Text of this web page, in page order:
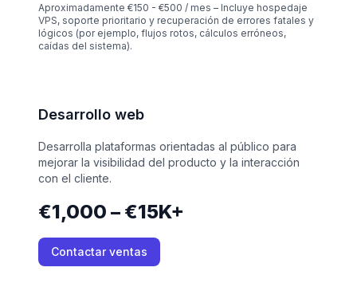
Aproximadamente €150 - €500 / mes – Incluye hospedaje
VPS, soporte prioritario y recuperación de errores fatales y
lógicos (por ejemplo, flujos rotos, cálculos erróneos,
caídas del sistema).
Desarrollo web
Desarrolla plataformas orientadas al público para
mejorar la visibilidad del producto y la interacción
con el cliente.
€1,000 – €15K+
Contactar ventas